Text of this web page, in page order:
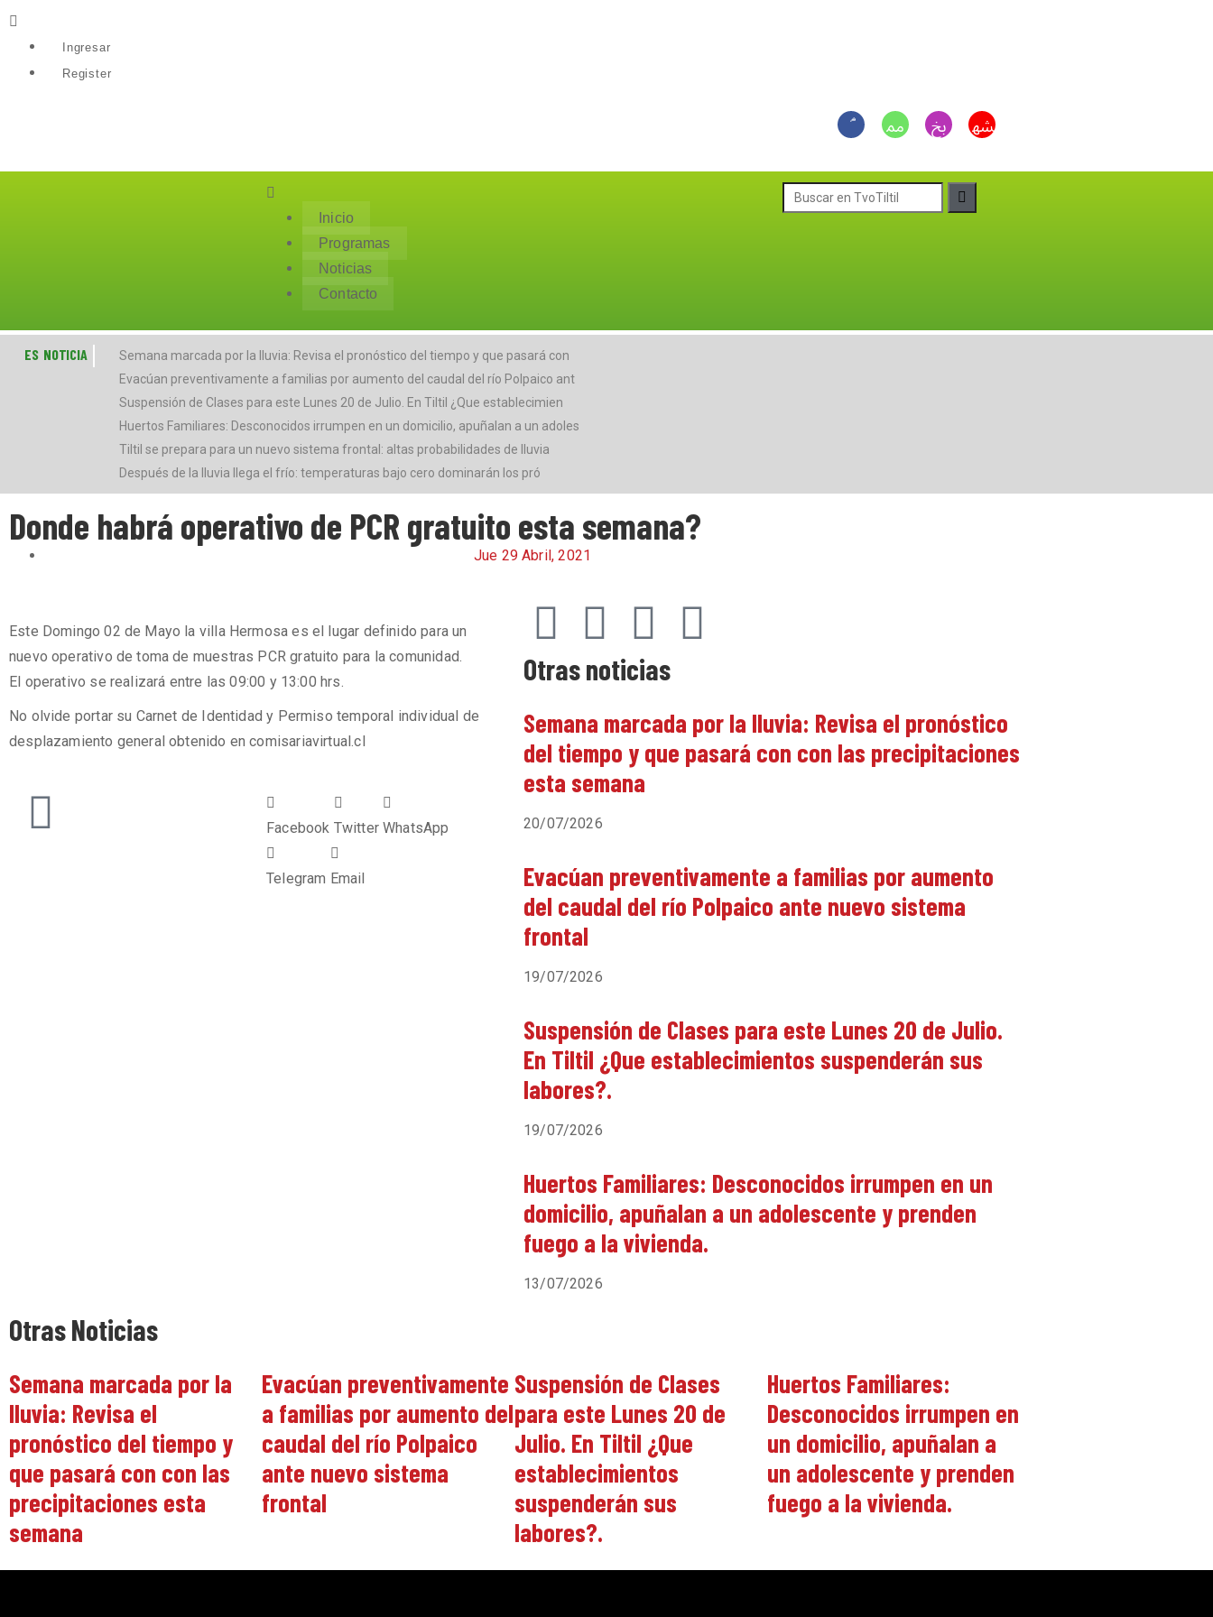
Ingresar
Register
Inicio
Programas
Noticias
Contacto
ES NOTICIA
Semana marcada por la lluvia: Revisa el pronóstico del tiempo y que pasará con
Evacúan preventivamente a familias por aumento del caudal del río Polpaico ant
Suspensión de Clases para este Lunes 20 de Julio. En Tiltil ¿Que establecimien
Huertos Familiares: Desconocidos irrumpen en un domicilio, apuñalan a un adoles
Tiltil se prepara para un nuevo sistema frontal: altas probabilidades de lluvia
Después de la lluvia llega el frío: temperaturas bajo cero dominarán los pró
Donde habrá operativo de PCR gratuito esta semana?
Jue 29 Abril, 2021
Este Domingo 02 de Mayo la villa Hermosa es el lugar definido para un
nuevo operativo de toma de muestras PCR gratuito para la comunidad.
El operativo se realizará entre las 09:00 y 13:00 hrs.
No olvide portar su Carnet de Identidad y Permiso temporal individual de
desplazamiento general obtenido en comisariavirtual.cl
Facebook Twitter WhatsApp
Telegram Email
Otras noticias
Semana marcada por la lluvia: Revisa el pronóstico
del tiempo y que pasará con con las precipitaciones
esta semana
20/07/2026
Evacúan preventivamente a familias por aumento
del caudal del río Polpaico ante nuevo sistema
frontal
19/07/2026
Suspensión de Clases para este Lunes 20 de Julio.
En Tiltil ¿Que establecimientos suspenderán sus
labores?.
19/07/2026
Huertos Familiares: Desconocidos irrumpen en un
domicilio, apuñalan a un adolescente y prenden
fuego a la vivienda.
13/07/2026
Otras Noticias
Semana marcada por la
lluvia: Revisa el
pronóstico del tiempo y
que pasará con con las
precipitaciones esta
semana
Evacúan preventivamente
a familias por aumento del
caudal del río Polpaico
ante nuevo sistema
frontal
Suspensión de Clases
para este Lunes 20 de
Julio. En Tiltil ¿Que
establecimientos
suspenderán sus
labores?.
Huertos Familiares:
Desconocidos irrumpen en
un domicilio, apuñalan a
un adolescente y prenden
fuego a la vivienda.